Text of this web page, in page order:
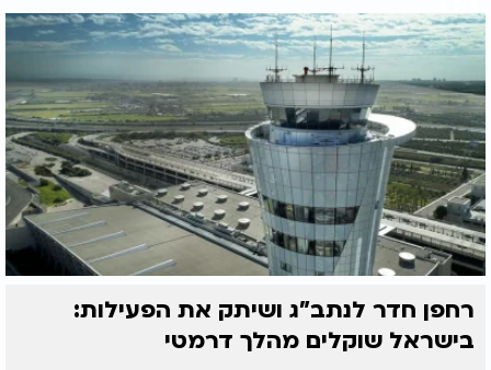
רחפן חדר לנתב"ג ושיתק את הפעילות:
בישראל שוקלים מהלך דרמטי